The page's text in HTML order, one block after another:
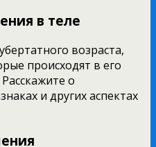
в теле
возраста,
происходят в его
о
и других аспектах